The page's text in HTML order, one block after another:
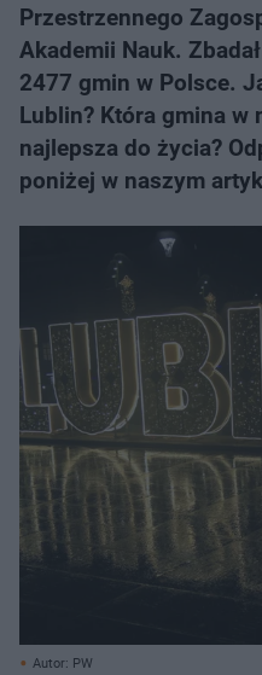
Przestrzennego
Akademii Nauk.
2477 gmin w Polsce.
Lublin? Która gmina w
najlepsza do życia?
poniżej w naszym
Autor: PW